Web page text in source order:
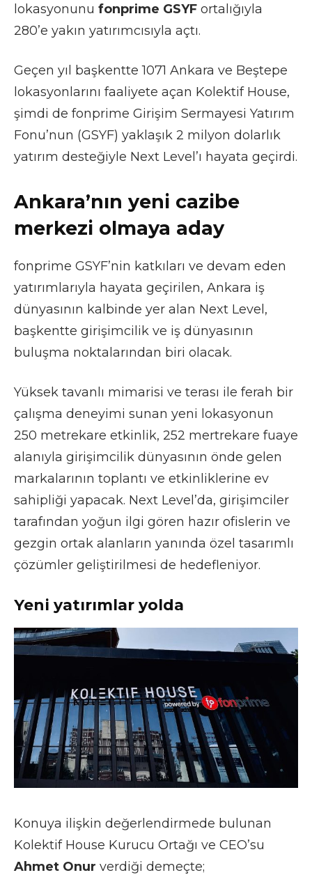
lokasyonunu fonprime GSYF ortalığıyla
280’e yakın yatırımcısıyla açtı.
Geçen yıl başkentte 1071 Ankara ve Beştepe
lokasyonlarını faaliyete açan Kolektif House,
şimdi de fonprime Girişim Sermayesi Yatırım
Fonu’nun (GSYF) yaklaşık 2 milyon dolarlık
yatırım desteğiyle Next Level’ı hayata geçirdi.
Ankara’nın yeni cazibe
merkezi olmaya aday
fonprime GSYF’nin katkıları ve devam eden
yatırımlarıyla hayata geçirilen, Ankara iş
dünyasının kalbinde yer alan Next Level,
başkentte girişimcilik ve iş dünyasının
buluşma noktalarından biri olacak.
Yüksek tavanlı mimarisi ve terası ile ferah bir
çalışma deneyimi sunan yeni lokasyonun
250 metrekare etkinlik, 252 mertrekare fuaye
alanıyla girişimcilik dünyasının önde gelen
markalarının toplantı ve etkinliklerine ev
sahipliği yapacak. Next Level’da, girişimciler
tarafından yoğun ilgi gören hazır ofislerin ve
gezgin ortak alanların yanında özel tasarımlı
çözümler geliştirilmesi de hedefleniyor.
Yeni yatırımlar yolda
Konuya ilişkin değerlendirmede bulunan
Kolektif House Kurucu Ortağı ve CEO’su
Ahmet Onur verdiği demeçte;